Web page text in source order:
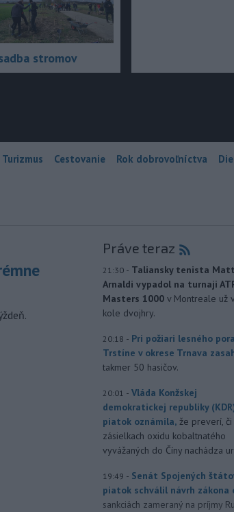
stromov
Turizmus Cestovanie Rok dobrovoľníctva
Práve teraz
21:30 - Taliansky tenista
Arnaldi vypadol na turnaji
Masters 1000 v Montreale už
kole dvojhry.
20:18 - Pri požiari lesného
Trstíne v okrese Trnava
takmer 50 hasičov.
20:01 - Vláda Konžskej
demokratickej republiky
piatok oznámila, že preverí, či
zásielkach oxidu kobaltnatého
vyvážaných do Číny nachádza
19:49 - Senát Spojených
piatok schválil návrh zákona
sankciách zameraný na príjmy